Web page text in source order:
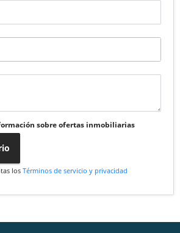
sobre ofertas inmobiliarias
los Términos de servicio y privacidad